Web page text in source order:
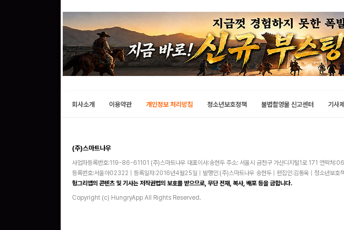
회사소개 이용약관 개인정보 처리방침 청소년보호정책 불법촬영물 신고센터 기사
(주)스마트나우
사업자등록번호:119-86-61101 (주)스마트나우 대표이사:송현두 주소: 서울시 금천구 가산디지털1로 171
등록번호:서울아02322 | 등록일자:2016년4월25일 | 발행인:(주)스마트나우 송현두 | 편집인:김동욱 | 청소년보호
헝그리앱의 콘텐츠 및 기사는 저작권법의 보호를 받으므로, 무단 전재, 복사, 배포 등을 금합니다.
Copyright (c) HungryApp All Rights Reserved.